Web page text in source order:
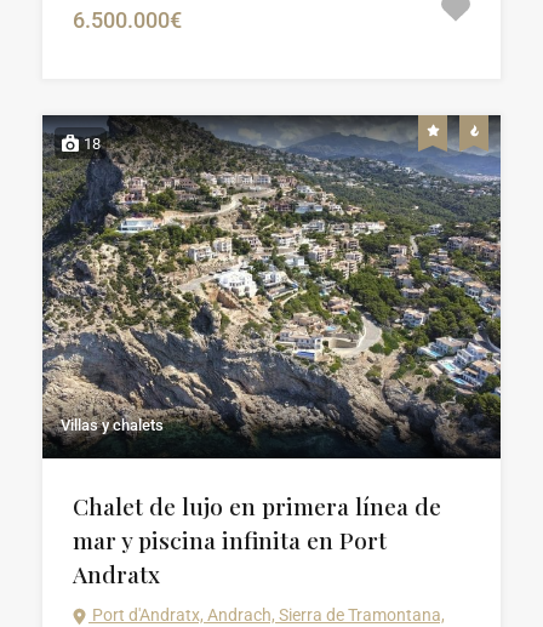
6.500.000€
18
Villas y chalets
Chalet de lujo en primera línea de
mar y piscina infinita en Port
Andratx
Port d'Andratx, Andrach, Sierra de Tramontana,